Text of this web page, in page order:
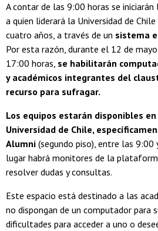
A contar de las 9:00 horas se
a quien liderará la Universidad de
cuatro años, a través de un sistema
Por esta razón, durante el 12 de
17:00 horas, se habilitarán
y académicos integrantes del
recurso para sufragar.
Los equipos estarán disponibles
Universidad de Chile,
Alumni (segundo piso), entre las 9:00
lugar habrá monitores de la
resolver dudas y consultas.
Este espacio está destinado a las
no dispongan de un computador para
dificultades para acceder a uno o